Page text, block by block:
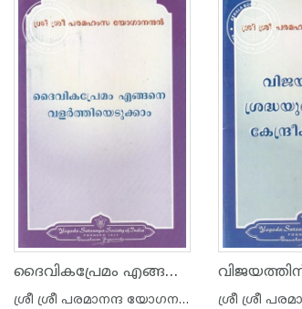
ദൈവികപ്രേമം എങ്ങനെ വളർത്തിയെടുക്കാം
ശ്രീ ശ്രീ പരമാനന്ദ യോഗനന്ദ